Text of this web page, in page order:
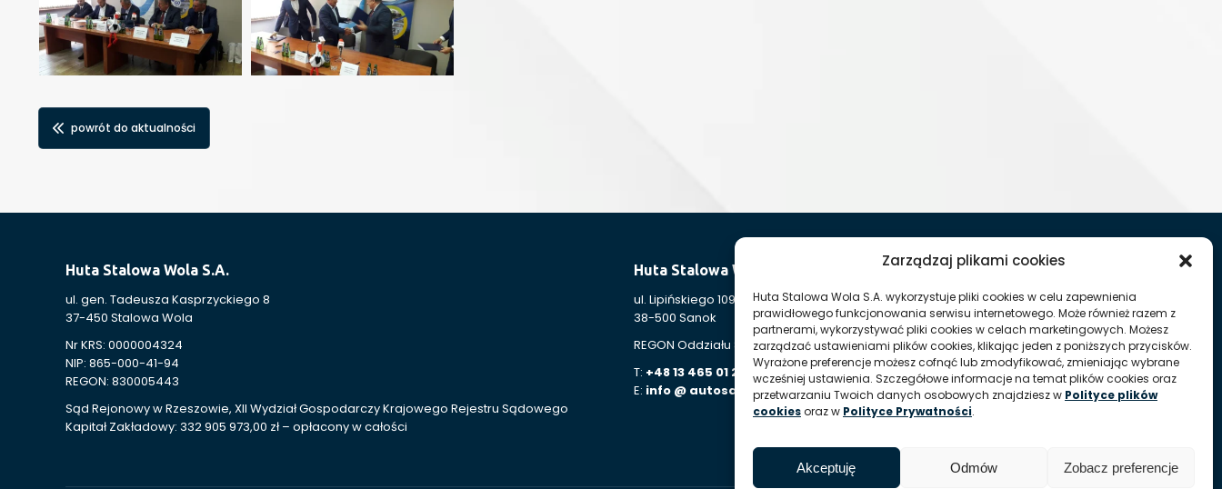
Zarządzaj plikami cookies
Huta Stalowa Wola S.A. wykorzystuje pliki cookies w celu zapewnienia
prawidłowego funkcjonowania serwisu internetowego. Może również razem z
partnerami, wykorzystywać pliki cookies w celach marketingowych. Możesz
zarządzać ustawieniami plików cookies, klikając jeden z poniższych przycisków.
Wyrażone preferencje możesz cofnąć lub zmodyfikować, zmieniając wybrane
wcześniej ustawienia. Szczegółowe informacje na temat plików cookies oraz
przetwarzaniu Twoich danych osobowych znajdziesz w Polityce plików
cookiesoraz w Polityce Prywatności.
Akceptuję Odmów Zobacz preferencje
powrót do aktualności
Huta Stalowa Wola S.A.
ul. gen. Tadeusza Kasprzyckiego 8
37-450 Stalowa Wola
Nr KRS: 0000004324
NIP: 865-000-41-94
REGON: 830005443
Sąd Rejonowy w Rzeszowie, XII Wydział Gospodarczy Krajowego Rejestru Sądowego
Kapitał Zakładowy: 332 905 973,00 zł – opłacony w całości
Huta Stalowa Wola S.A. Oddział Autosan w Sanoku
ul. Lipińskiego 109
38-500 Sanok
REGON Oddziału 830005443-00214
T: +48 13 465 01 26
E: info @ autosan hsw pl